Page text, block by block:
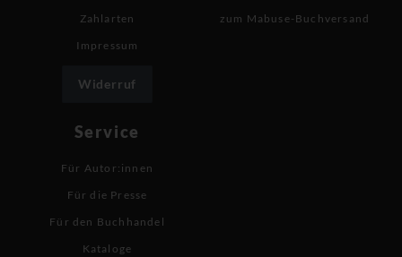
Zahlarten
Impressum
Widerruf
zum Mabuse-Buchversand
Service
Für Autor:innen
Für die Presse
Für den Buchhandel
Kataloge